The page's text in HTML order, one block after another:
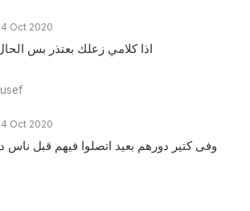
Oct 2020
اذا كلامي زعلك بعتذر بس
Oct 2020
وفى كتير دورهم بعيد اتصلوا فيهم قبل ناس